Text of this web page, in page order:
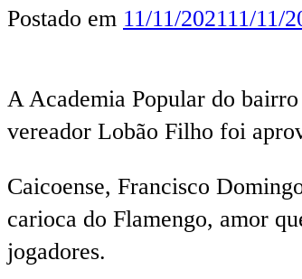
Postado em 11/11/202111/11/
A Academia Popular do
vereador Lobão Filho foi
Caicoense, Francisco
carioca do Flamengo, amor
jogadores.